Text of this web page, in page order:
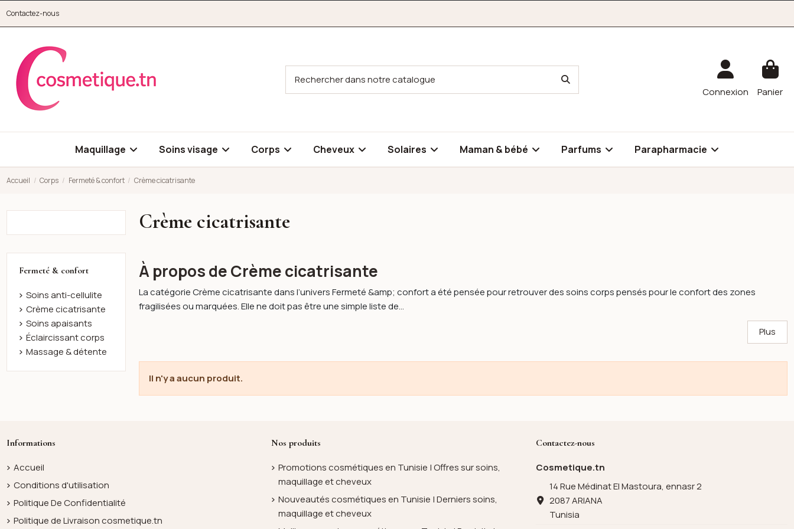
Contactez-nous
Connexion Panier
Maquillage Soins visage Corps Cheveux Solaires Maman & bébé Parfums Parapharmacie
Accueil Corps Fermeté & confort Crème cicatrisante
Crème cicatrisante
À propos de Crème cicatrisante
La catégorie Crème cicatrisante dans l’univers Fermeté &amp; confort a été pensée pour retrouver des soins corps pensés pour le confort des zones
fragilisées ou marquées. Elle ne doit pas être une simple liste de...
Plus
Il n'y a aucun produit.
Fermeté & confort
Soins anti-cellulite
Crème cicatrisante
Soins apaisants
Éclaircissant corps
Massage & détente
Informations
Accueil
Conditions d'utilisation
Politique De Confidentialité
Politique de Livraison cosmetique.tn
Nos produits
Promotions cosmétiques en Tunisie | Offres sur soins,
maquillage et cheveux
Nouveautés cosmétiques en Tunisie | Derniers soins,
maquillage et cheveux
Contactez-nous
Cosmetique.tn
14 Rue Médinat El Mastoura, ennasr 2
2087 ARIANA
Tunisia